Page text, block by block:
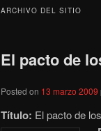
ARCHIVO DEL SITIO
El pacto de
Posted on 13 marzo 2009
Título: El pacto de